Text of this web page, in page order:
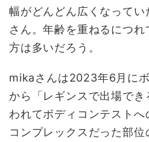
幅がどんどん広くなって
さん。年齢を重ねるにつ
方は多いだろう。
mikaさんは2023年6月に
から「レギンスで出場で
われてボディコンテスト
コンプレックスだった部位